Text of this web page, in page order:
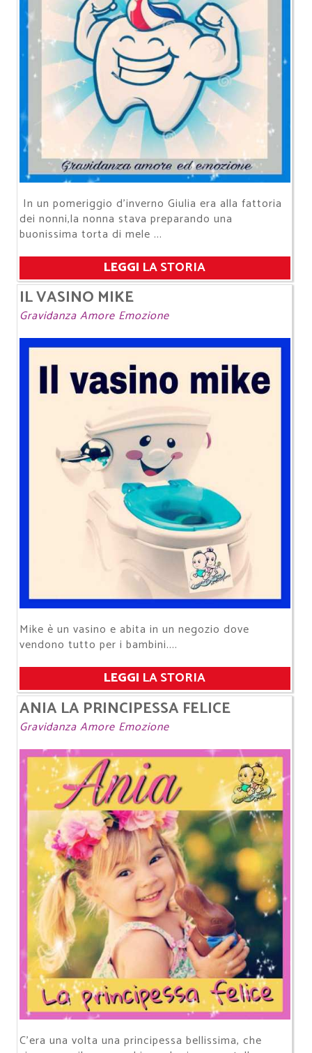
​​​​​​​In un pomeriggio d'inverno Giulia era alla fattoria
dei nonni,la nonna stava preparando una
buonissima torta di mele ...
LEGGI LA STORIA
​​​​​​​IL VASINO MIKE
Gravidanza Amore Emozione
​​​​​​​Mike è un vasino e abita in un negozio dove
vendono tutto per i bambini....
LEGGI LA STORIA
ANIA LA PRINCIPESSA FELICE
Gravidanza Amore Emozione
C’era una volta una principessa bellissima, che